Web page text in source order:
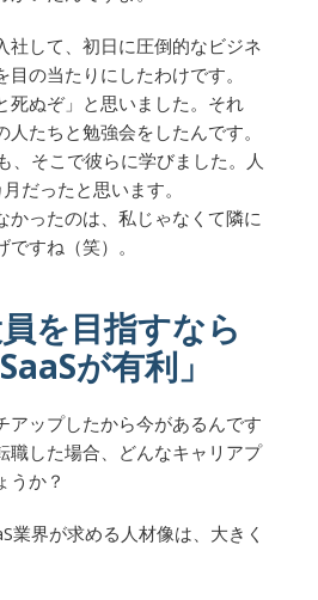
社して、初日に圧倒的なビジネ
の当たりにしたわけです。
死ぬぞ」と思いました。それ
たちと勉強会をしたんです。
、そこで彼らに学びました。人
だったと思います。
かったのは、私じゃなくて隣に
すね（笑）。
を目指すなら
が有利」
アップしたから今があるんです
職した場合、どんなキャリアプ
うか？
業界が求める人材像は、大きく